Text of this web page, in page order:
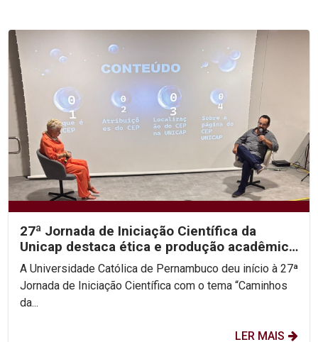
27ª Jornada de Iniciação Científica da
Unicap destaca ética e produção acadêmica
como pilares da...
A Universidade Católica de Pernambuco deu início à 27ª
Jornada de Iniciação Científica com o tema “Caminhos
da...
LER MAIS